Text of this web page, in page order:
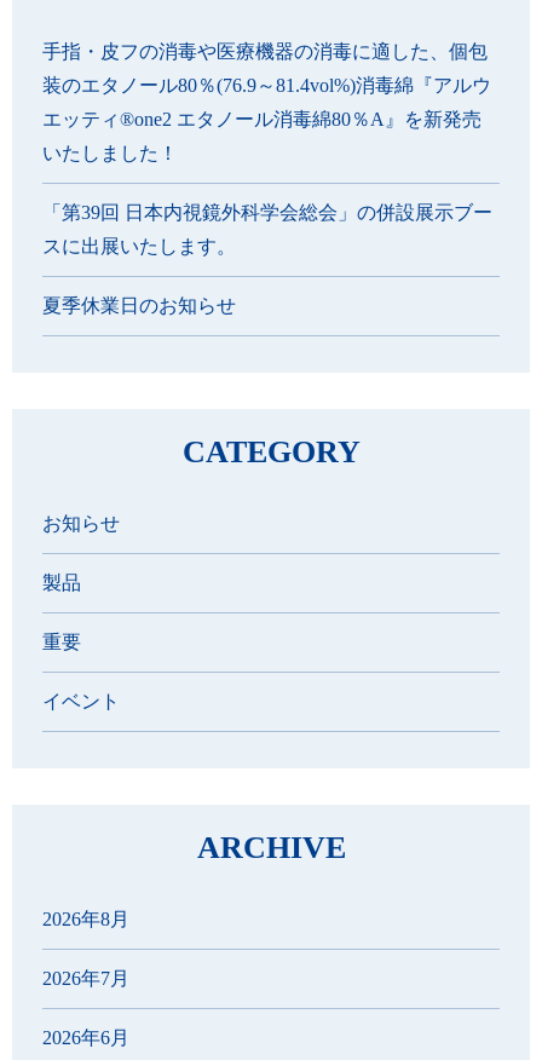
手指・皮フの消毒や医療機器の消毒に適した、個包
装のエタノール80％(76.9～81.4vol%)消毒綿『アルウ
エッティ®one2 エタノール消毒綿80％A』を新発売
いたしました！
「第39回 日本内視鏡外科学会総会」の併設展示ブー
スに出展いたします。
夏季休業日のお知らせ
CATEGORY
お知らせ
製品
重要
イベント
ARCHIVE
2026年8月
2026年7月
2026年6月